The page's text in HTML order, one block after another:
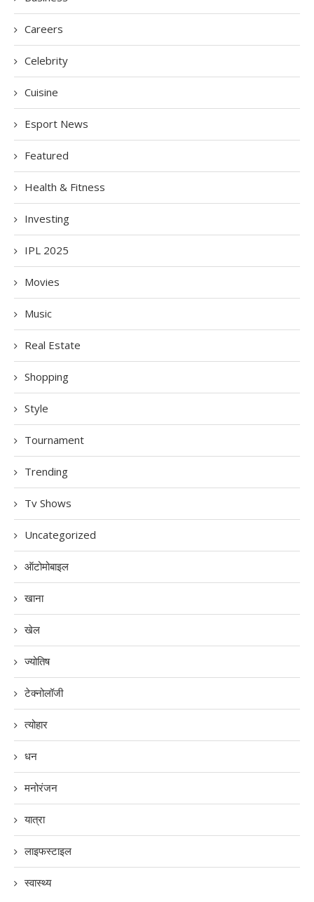
Careers
Celebrity
Cuisine
Esport News
Featured
Health & Fitness
Investing
IPL 2025
Movies
Music
Real Estate
Shopping
Style
Tournament
Trending
Tv Shows
Uncategorized
ऑटोमोबाइल
खाना
खेल
ज्योतिष
टेक्नोलॉजी
त्योहार
धन
मनोरंजन
यात्रा
लाइफस्टाइल
स्वास्थ्य